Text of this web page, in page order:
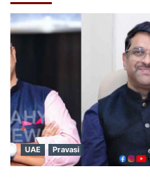
UAE Pravasi